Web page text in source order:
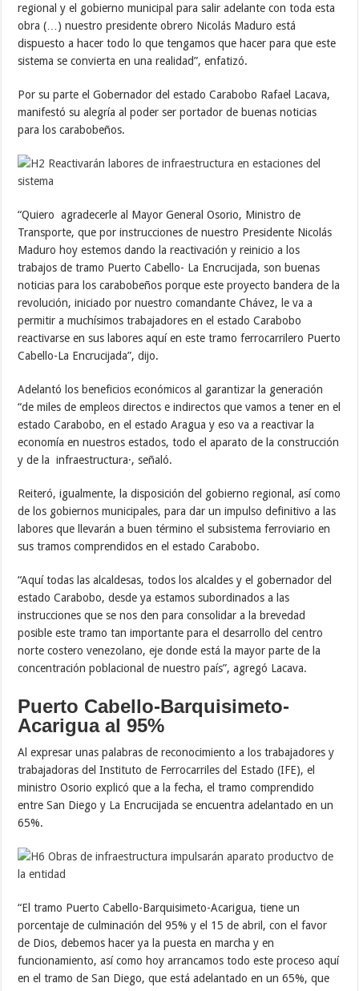
regional y el gobierno municipal para salir adelante con toda esta
obra (…) nuestro presidente obrero Nicolás Maduro está
dispuesto a hacer todo lo que tengamos que hacer para que este
sistema se convierta en una realidad”, enfatizó.
Por su parte el Gobernador del estado Carabobo Rafael Lacava,
manifestó su alegría al poder ser portador de buenas noticias
para los carabobeños.
“Quiero agradecerle al Mayor General Osorio, Ministro de
Transporte, que por instrucciones de nuestro Presidente Nicolás
Maduro hoy estemos dando la reactivación y reinicio a los
trabajos de tramo Puerto Cabello- La Encrucijada, son buenas
noticias para los carabobeños porque este proyecto bandera de la
revolución, iniciado por nuestro comandante Chávez, le va a
permitir a muchísimos trabajadores en el estado Carabobo
reactivarse en sus labores aquí en este tramo ferrocarrilero Puerto
Cabello-La Encrucijada”, dijo.
Adelantó los beneficios económicos al garantizar la generación
“de miles de empleos directos e indirectos que vamos a tener en el
estado Carabobo, en el estado Aragua y eso va a reactivar la
economía en nuestros estados, todo el aparato de la construcción
y de la infraestructura·, señaló.
Reiteró, igualmente, la disposición del gobierno regional, así como
de los gobiernos municipales, para dar un impulso definitivo a las
labores que llevarán a buen término el subsistema ferroviario en
sus tramos comprendidos en el estado Carabobo.
“Aquí todas las alcaldesas, todos los alcaldes y el gobernador del
estado Carabobo, desde ya estamos subordinados a las
instrucciones que se nos den para consolidar a la brevedad
posible este tramo tan importante para el desarrollo del centro
norte costero venezolano, eje donde está la mayor parte de la
concentración poblacional de nuestro país”, agregó Lacava.
Puerto Cabello-Barquisimeto-
Acarigua al 95%
Al expresar unas palabras de reconocimiento a los trabajadores y
trabajadoras del Instituto de Ferrocarriles del Estado (IFE), el
ministro Osorio explicó que a la fecha, el tramo comprendido
entre San Diego y La Encrucijada se encuentra adelantado en un
65%.
“El tramo Puerto Cabello-Barquisimeto-Acarigua, tiene un
porcentaje de culminación del 95% y el 15 de abril, con el favor
de Dios, debemos hacer ya la puesta en marcha y en
funcionamiento, así como hoy arrancamos todo este proceso aquí
en el tramo de San Diego, que está adelantado en un 65%, que